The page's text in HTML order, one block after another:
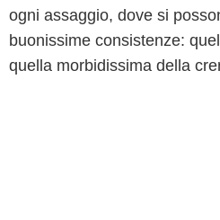
ogni assaggio, dove si
buonissime consistenze:
quella morbidissima della